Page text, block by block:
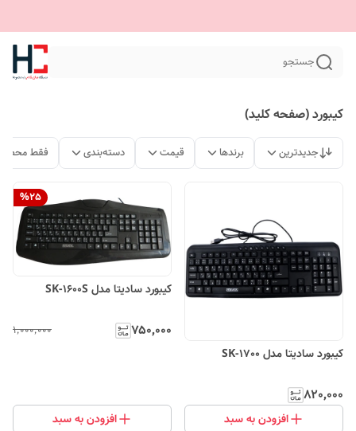
جستجو
کیبورد (صفحه کلید)
جدیدترین برندها قیمت دسته‌بندی فقط
کیبورد سادیتا مدل SK-1700
۸۲۰٬۰۰۰
افزودن به سبد
%25
کیبورد سادیتا مدل SK-1600S
۷۵۰٬۰۰۰ ۱٬۰۰۰٬۰۰۰
افزودن به سبد